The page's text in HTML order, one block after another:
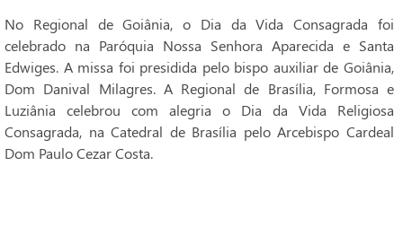
No Regional de Goiânia, o Dia da Vida Consagrada foi
celebrado na Paróquia Nossa Senhora Aparecida e Santa
Edwiges. A missa foi presidida pelo bispo auxiliar de Goiânia,
Dom Danival Milagres. A Regional de Brasília, Formosa e
Luziânia celebrou com alegria o Dia da Vida Religiosa
Consagrada, na Catedral de Brasília pelo Arcebispo Cardeal
Dom Paulo Cezar Costa.